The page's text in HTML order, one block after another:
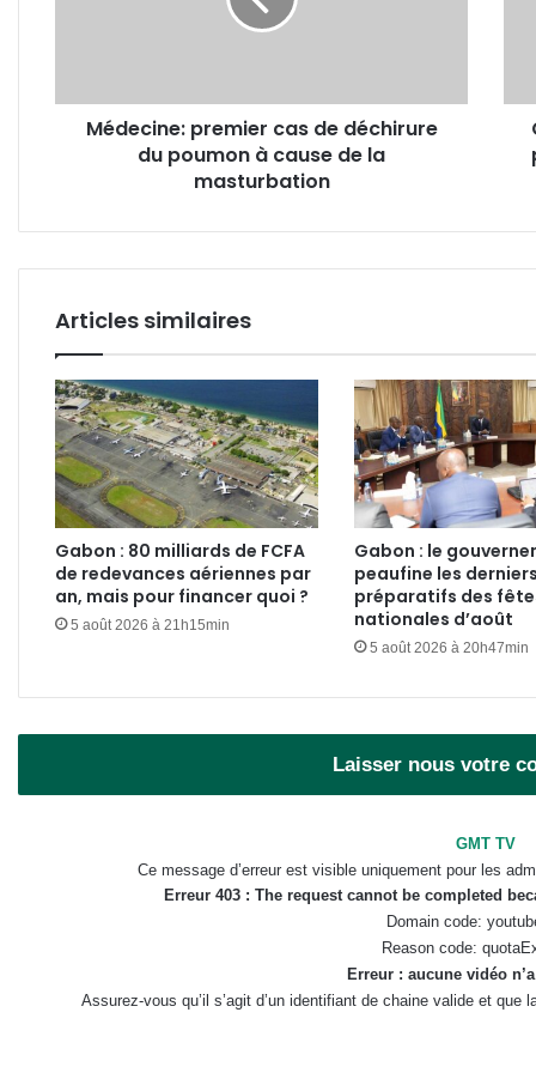
cause
Médecine: premier cas de déchirure
du poumon à cause de la
masturbation
par
Articles similaires
Gabon : 80 milliards de FCFA
de redevances aériennes par
an, mais pour financer quoi ?
5 août 2026 à 21h15min
Gabon : le
peaufine les
préparatifs des
nationales d’août
5 août 2026 à 20h47min
Laisser nous votre
GMT TV
Ce message d’erreur est visible uniquement pour les
Erreur 403 : The request cannot be completed
Domain code:
Reason code:
Erreur : aucune vidéo
Assurez-vous qu’il s’agit d’un identifiant de chaine valide et